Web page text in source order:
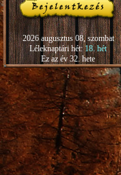
2026 augusztus 08, szombat
Léleknaptári hét:18. hét
Ez az év 32. hete